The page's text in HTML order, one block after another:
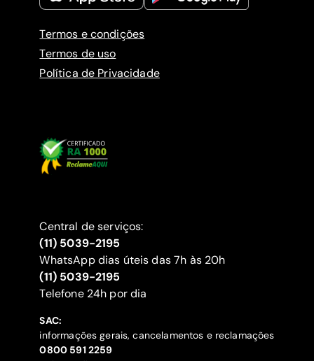
Termos e condições
Termos de uso
Política de Privacidade
Central de serviços:
(11) 5039-2195
WhatsApp dias úteis das 7h às 20h
(11) 5039-2195
‍Telefone 24h por dia
SAC:
informações gerais, cancelamentos e reclamações
‍0800 591 2259